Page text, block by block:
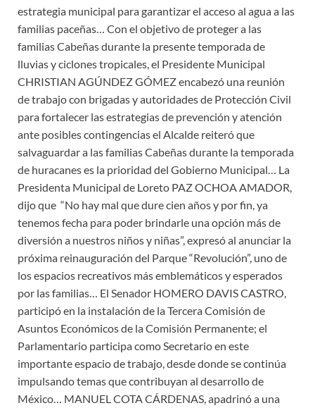
estrategia municipal para garantizar el acceso al agua a las
familias paceñas… Con el objetivo de proteger a las
familias Cabeñas durante la presente temporada de
lluvias y ciclones tropicales, el Presidente Municipal
CHRISTIAN AGÚNDEZ GÓMEZ encabezó una reunión
de trabajo con brigadas y autoridades de Protección Civil
para fortalecer las estrategias de prevención y atención
ante posibles contingencias el Alcalde reiteró que
salvaguardar a las familias Cabeñas durante la temporada
de huracanes es la prioridad del Gobierno Municipal… La
Presidenta Municipal de Loreto PAZ OCHOA AMADOR,
dijo que “No hay mal que dure cien años y por fin, ya
tenemos fecha para poder brindarle una opción más de
diversión a nuestros niños y niñas”, expresó al anunciar la
próxima reinauguración del Parque “Revolución”, uno de
los espacios recreativos más emblemáticos y esperados
por las familias… El Senador HOMERO DAVIS CASTRO,
participó en la instalación de la Tercera Comisión de
Asuntos Económicos de la Comisión Permanente; el
Parlamentario participa como Secretario en este
importante espacio de trabajo, desde donde se continúa
impulsando temas que contribuyan al desarrollo de
México… MANUEL COTA CÁRDENAS, apadrinó a una